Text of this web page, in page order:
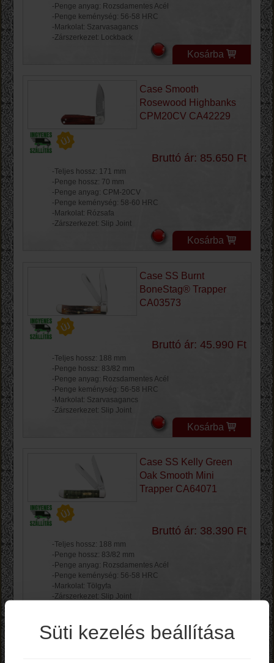
-Penge anyag: Rozsdamentes Acél
-Penge keménység: 56-58 HRC
-Markolat: Szarvasagancs
-Zárszerkezet: Lockback
Kosárba
Case Smooth
Rosewood Highbanks
CPM20CV CA42229
Bruttó ár: 85.650 Ft
-Teljes hossz: 171 mm
-Penge hossz: 70 mm
-Penge anyag: CPM-20CV
-Penge keménység: 58-60 HRC
-Markolat: Rózsafa
-Zárszerkezet: Slip Joint
Kosárba
Case SS Burnt
BoneStag® Trapper
CA03573
Bruttó ár: 45.990 Ft
-Teljes hossz: 188 mm
-Penge hossz: 83/82 mm
-Penge anyag: Rozsdamentes Acél
-Penge keménység: 56-58 HRC
-Markolat: Szarvasagancs
-Zárszerkezet: Slip Joint
Kosárba
Case SS Kelly Green
Oak Smooth Mini
Trapper CA64071
Bruttó ár: 38.390 Ft
-Teljes hossz: 188 mm
-Penge hossz: 83/82 mm
-Penge anyag: Rozsdamentes Acél
-Penge keménység: 56-58 HRC
-Markolat: Tölgyfa
-Zárszerkezet: Slip Joint
Süti kezelés beállítása